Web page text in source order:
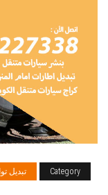
Category تبديل